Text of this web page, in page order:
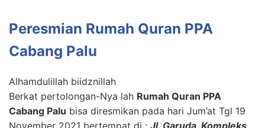
Peresmian Rumah Quran PPA
Cabang Palu
Alhamdulillah biidznillah
Berkat pertolongan-Nya lah Rumah Quran PPA
Cabang Palu bisa diresmikan pada hari Jum’at Tgl 19
November 2021 bertempat di : Jl. Garuda, Kompleks